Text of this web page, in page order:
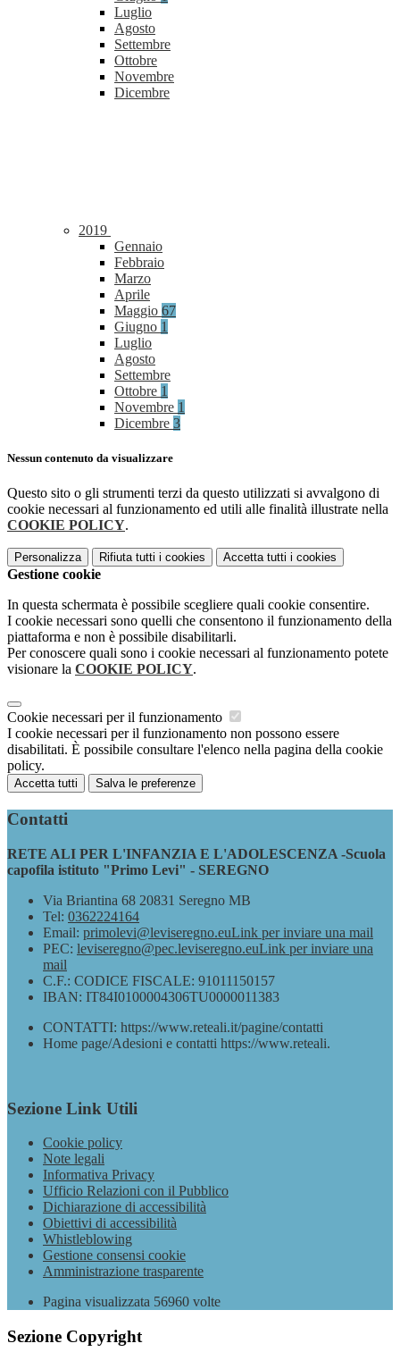
Luglio
Agosto
Settembre
Ottobre
Novembre
Dicembre
2019
Gennaio
Febbraio
Marzo
Aprile
Maggio 67
Giugno 1
Luglio
Agosto
Settembre
Ottobre 1
Novembre 1
Dicembre 3
Nessun contenuto da visualizzare
Questo sito o gli strumenti terzi da questo utilizzati si avvalgono di
cookie necessari al funzionamento ed utili alle finalità illustrate nella
COOKIE POLICY.
Personalizza Rifiuta tutti i cookies Accetta tutti i cookies
Gestione cookie
In questa schermata è possibile scegliere quali cookie consentire.
I cookie necessari sono quelli che consentono il funzionamento della
piattaforma e non è possibile disabilitarli.
Per conoscere quali sono i cookie necessari al funzionamento potete
visionare la COOKIE POLICY.
Cookie necessari per il funzionamento
I cookie necessari per il funzionamento non possono essere
disabilitati. È possibile consultare l'elenco nella pagina della cookie
policy.
Accetta tutti Salva le preferenze
Contatti
RETE ALI PER L'INFANZIA E L'ADOLESCENZA -Scuola
capofila istituto "Primo Levi" - SEREGNO
Via Briantina 68 20831 Seregno MB
Tel: 0362224164
Email: primolevi@leviseregno.euLink per inviare una mail
PEC: leviseregno@pec.leviseregno.euLink per inviare una
mail
C.F.: CODICE FISCALE: 91011150157
IBAN: IT84I0100004306TU0000011383
CONTATTI: https://www.reteali.it/pagine/contatti
Home page/Adesioni e contatti https://www.reteali.
Sezione Link Utili
Cookie policy
Note legali
Informativa Privacy
Ufficio Relazioni con il Pubblico
Dichiarazione di accessibilità
Obiettivi di accessibilità
Whistleblowing
Gestione consensi cookie
Amministrazione trasparente
Pagina visualizzata 56960 volte
Sezione Copyright